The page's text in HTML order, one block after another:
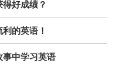
好成绩？
的英语！
中学习英语